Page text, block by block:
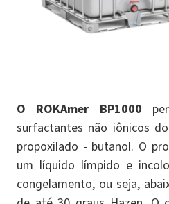
O ROKAmer BP1000
surfactantes não iônicos
propoxilado - butanol. O
um líquido límpido e
congelamento, ou seja,